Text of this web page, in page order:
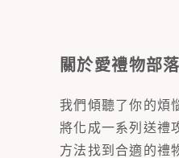
關於愛禮物部
我們傾聽了你的煩
將化成一系列送禮
方法找到合適的禮